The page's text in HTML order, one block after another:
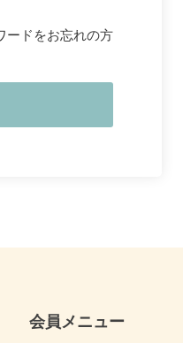
ードをお忘れの方
会員メニュー